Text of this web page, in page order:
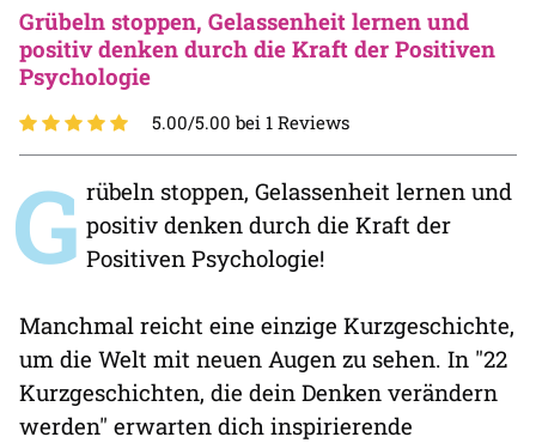
Grübeln stoppen, Gelassenheit lernen und
positiv denken durch die Kraft der Positiven
Psychologie
5.00/5.00 bei 1 Reviews
G rübeln stoppen, Gelassenheit lernen und
positiv denken durch die Kraft der
Positiven Psychologie!
Manchmal reicht eine einzige Kurzgeschichte,
um die Welt mit neuen Augen zu sehen. In "22
Kurzgeschichten, die dein Denken verändern
werden" erwarten dich inspirierende